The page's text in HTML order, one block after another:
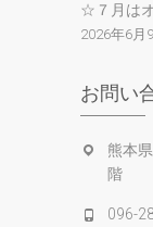
☆７月は
2026年6月
お問い
熊本
階
096-